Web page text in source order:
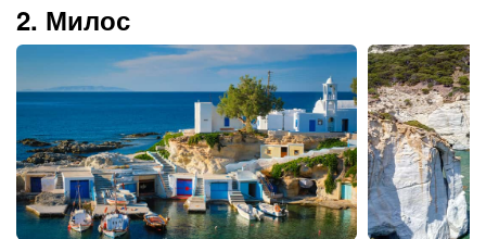
2. Милос